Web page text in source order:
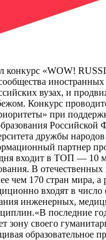
конкурс «WOW!
иностранных
вузах, и
Конкурс
при
Российской
дружбы
партнер
входит в ТОП — 10
В отечественных
чем 170 стран мира, а
входят в
инженерных,
последние
зону своего
образовательное